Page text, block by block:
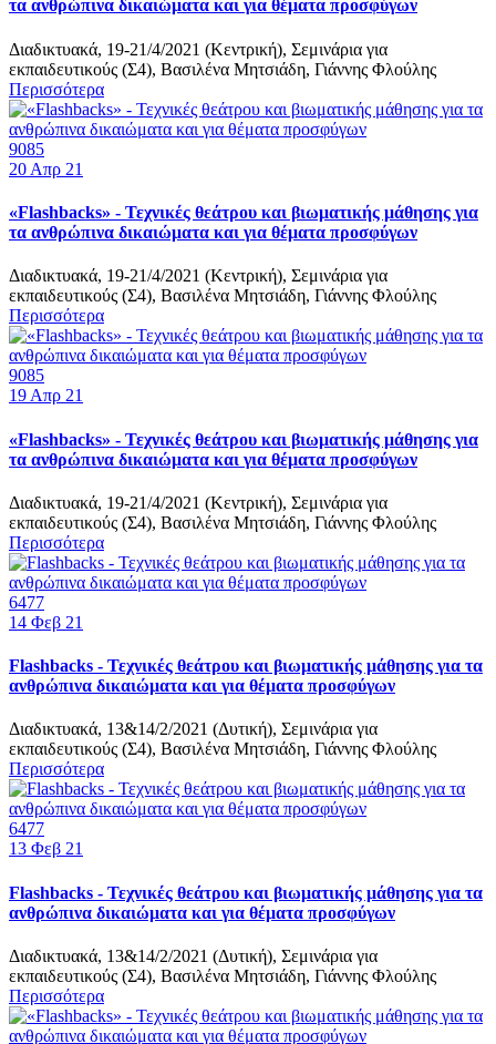
τα ανθρώπινα δικαιώματα και για θέματα προσφύγων
Διαδικτυακά, 19-21/4/2021 (Κεντρική), Σεμινάρια για
εκπαιδευτικούς (Σ4), Βασιλένα Μητσιάδη, Γιάννης Φλούλης
Περισσότερα
9085
20 Απρ 21
«Flashbacks» - Τεχνικές θεάτρου και βιωματικής μάθησης για
τα ανθρώπινα δικαιώματα και για θέματα προσφύγων
Διαδικτυακά, 19-21/4/2021 (Κεντρική), Σεμινάρια για
εκπαιδευτικούς (Σ4), Βασιλένα Μητσιάδη, Γιάννης Φλούλης
Περισσότερα
9085
19 Απρ 21
«Flashbacks» - Τεχνικές θεάτρου και βιωματικής μάθησης για
τα ανθρώπινα δικαιώματα και για θέματα προσφύγων
Διαδικτυακά, 19-21/4/2021 (Κεντρική), Σεμινάρια για
εκπαιδευτικούς (Σ4), Βασιλένα Μητσιάδη, Γιάννης Φλούλης
Περισσότερα
6477
14 Φεβ 21
Flashbacks - Τεχνικές θεάτρου και βιωματικής μάθησης για τα
ανθρώπινα δικαιώματα και για θέματα προσφύγων
Διαδικτυακά, 13&14/2/2021 (Δυτική), Σεμινάρια για
εκπαιδευτικούς (Σ4), Βασιλένα Μητσιάδη, Γιάννης Φλούλης
Περισσότερα
6477
13 Φεβ 21
Flashbacks - Τεχνικές θεάτρου και βιωματικής μάθησης για τα
ανθρώπινα δικαιώματα και για θέματα προσφύγων
Διαδικτυακά, 13&14/2/2021 (Δυτική), Σεμινάρια για
εκπαιδευτικούς (Σ4), Βασιλένα Μητσιάδη, Γιάννης Φλούλης
Περισσότερα